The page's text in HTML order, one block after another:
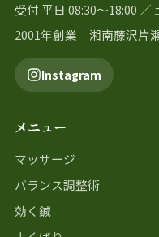
受付 平日 08:30〜18:00 ／
2001年創業 湘南藤沢片
Instagram
メニュー
マッサージ
バランス調整術
効く鍼